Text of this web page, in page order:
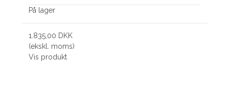
På lager
1.835,00 DKK
(ekskl. moms)
Vis produkt